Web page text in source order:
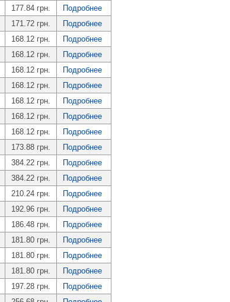
177.84 грн.
Подробнее
171.72 грн.
Подробнее
168.12 грн.
Подробнее
168.12 грн.
Подробнее
168.12 грн.
Подробнее
168.12 грн.
Подробнее
168.12 грн.
Подробнее
168.12 грн.
Подробнее
168.12 грн.
Подробнее
173.88 грн.
Подробнее
384.22 грн.
Подробнее
384.22 грн.
Подробнее
210.24 грн.
Подробнее
192.96 грн.
Подробнее
186.48 грн.
Подробнее
181.80 грн.
Подробнее
181.80 грн.
Подробнее
181.80 грн.
Подробнее
197.28 грн.
Подробнее